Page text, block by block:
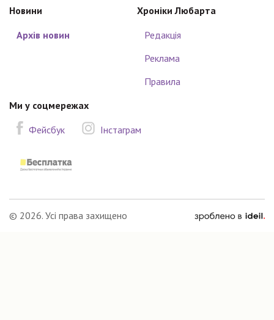
Новини
Архів новин
Хроніки Любарта
Редакція
Реклама
Правила
Ми у соцмережах
Фейсбук
Інстаграм
© 2026. Усі права захищено
зроблено